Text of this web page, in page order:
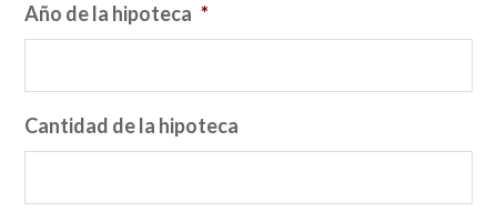
Año de la hipoteca *
Cantidad de la hipoteca